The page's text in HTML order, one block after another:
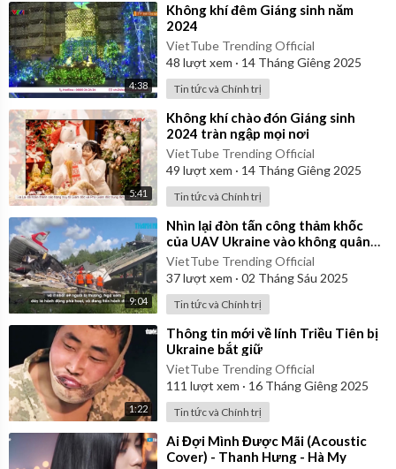
4:38
⁣Không khí đêm Giáng sinh năm
2024
VietTube Trending Official
48 lượt xem · 14 Tháng Giêng 2025
Tin tức và Chính trị
5:41
⁣Không khí chào đón Giáng sinh
2024 tràn ngập mọi nơi
VietTube Trending Official
49 lượt xem · 14 Tháng Giêng 2025
Tin tức và Chính trị
9:04
⁣Nhìn lại đòn tấn công thảm khốc
của UAV Ukraine vào không quân
chiến lược Nga
VietTube Trending Official
37lượt xem · 02 Tháng Sáu 2025
Tin tức và Chính trị
1:22
⁣Thông tin mới về lính Triều Tiên bị
Ukraine bắt giữ
VietTube Trending Official
111 lượt xem · 16 Tháng Giêng 2025
Tin tức và Chính trị
⁣Ai Đợi Mình Được Mãi (Acoustic
Cover) - Thanh Hưng - Hà My